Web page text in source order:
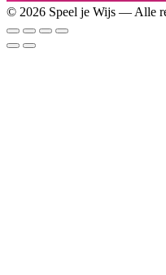
© 2026 Speel je Wijs — Alle